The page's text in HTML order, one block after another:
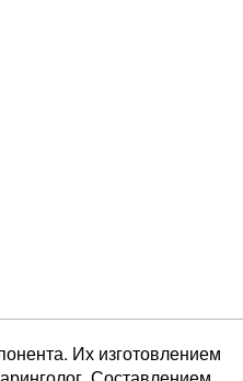
Их изготовлением